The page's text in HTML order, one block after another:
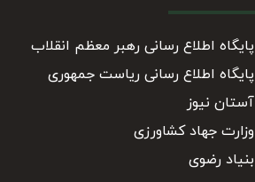
پایگاه اطلاع رسانی رهبر معظم انقلاب
پایگاه اطلاع رسانی ریاست جمهوری
آستان نیوز
وزارت جهاد کشاورزی
بنیاد رضوی